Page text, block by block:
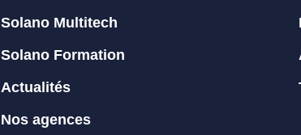
Solano Multitech
Solano Formation
Actualités
Nos agences